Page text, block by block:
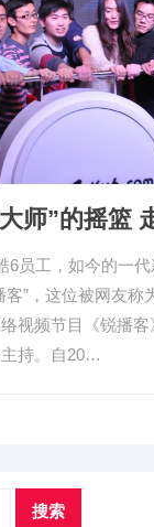
师”的摇篮
6员工，如今的一
”，这位被网友称
视频节目《锐播
持。自20…
搜索